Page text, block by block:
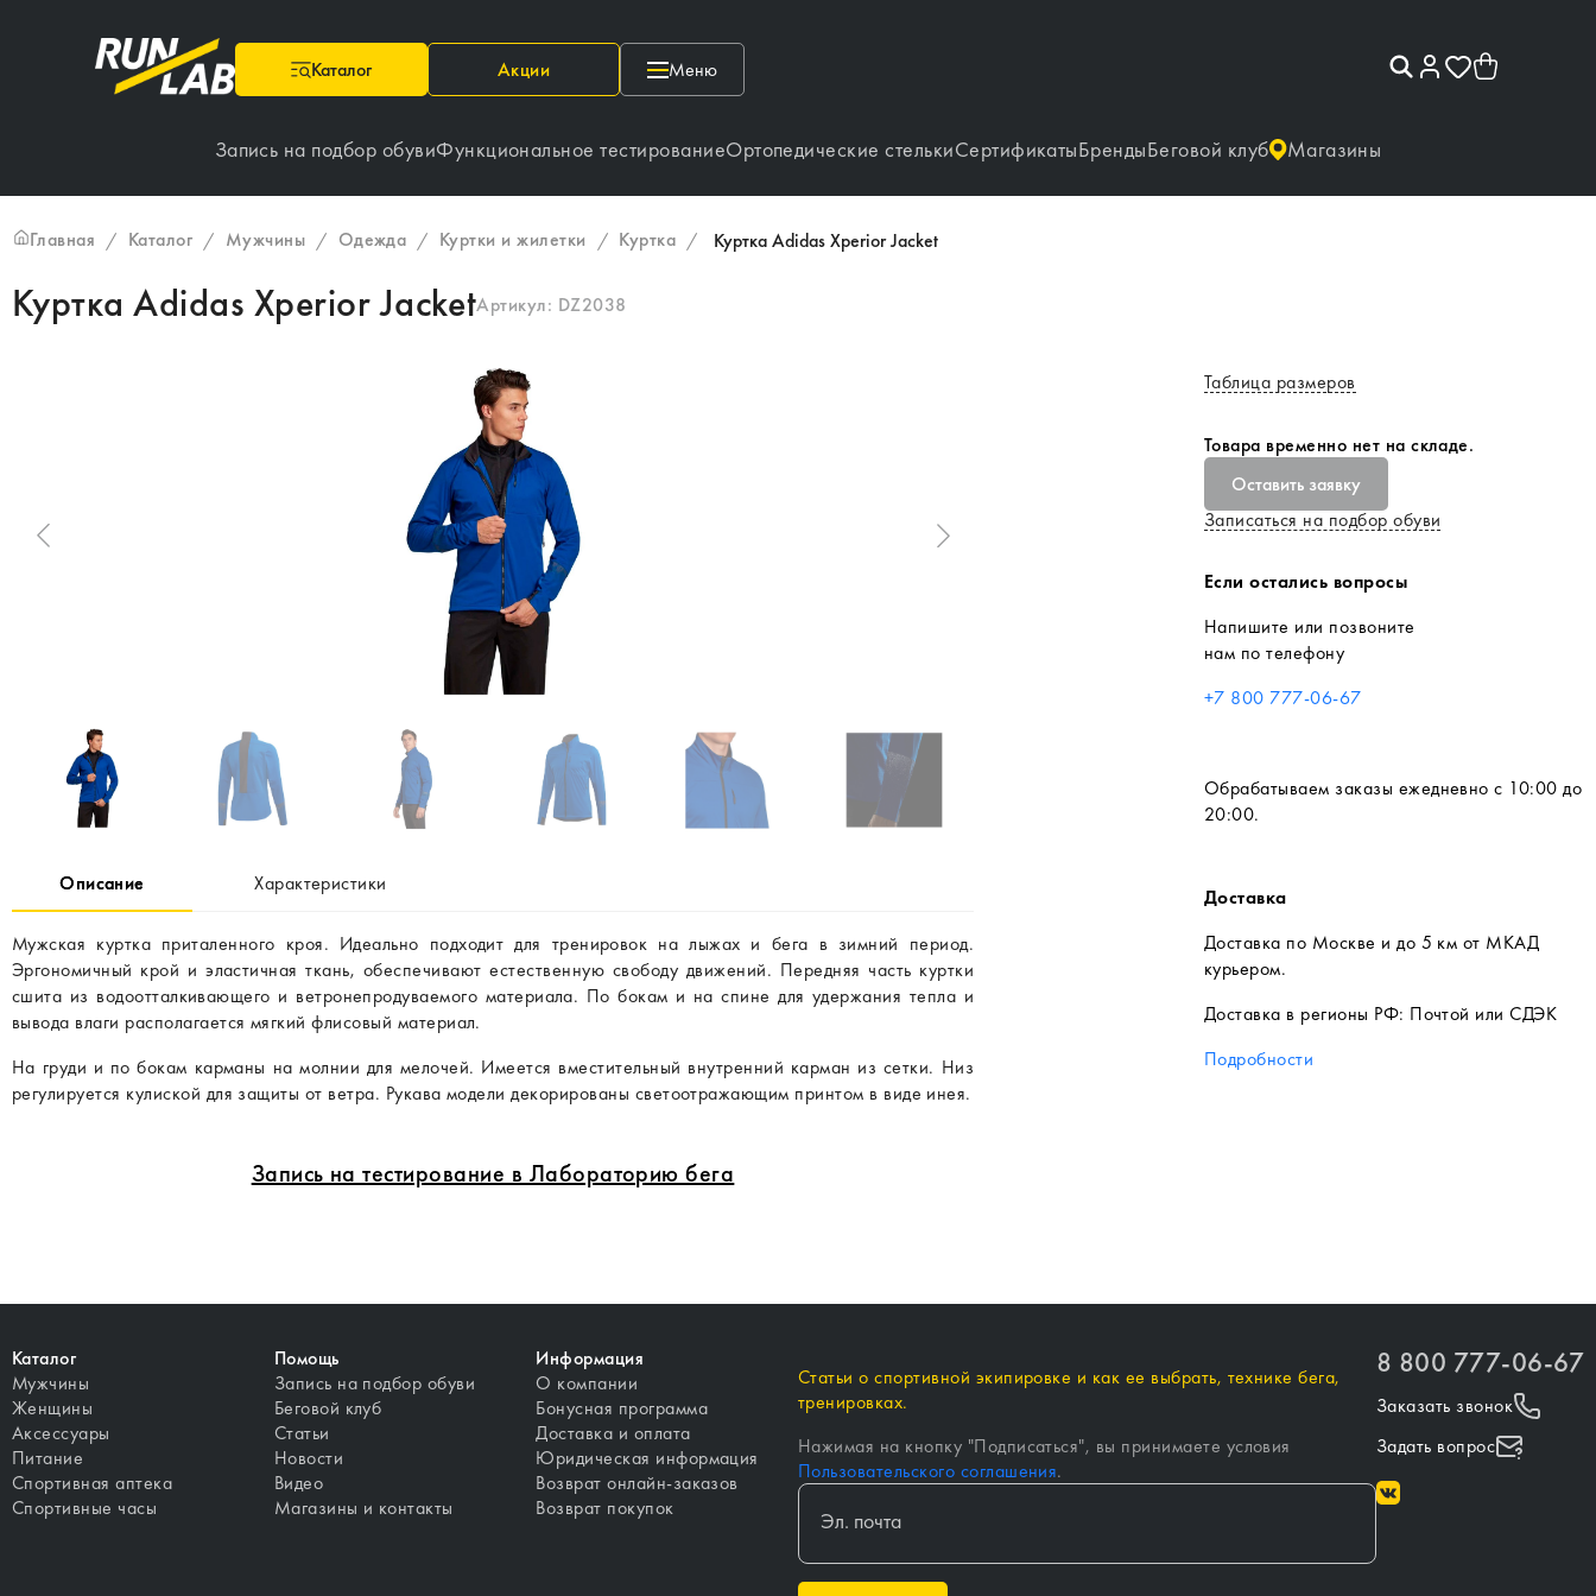
Каталог Акции Меню
Запись на подбор обувиФункциональное тестированиеОртопедические стелькиСертификатыБрендыБеговой клуб Магазины
Главная / Каталог / Мужчины / Одежда / Куртки и жилетки / Куртка / Куртка Adidas Xperior Jacket
Куртка Adidas Xperior JacketАртикул: DZ2038
Описание Характеристики
Мужская куртка приталенного кроя. Идеально подходит для тренировок на лыжах и бега в зимний период.
Эргономичный крой и эластичная ткань, обеспечивают естественную свободу движений. Передняя часть куртки
сшита из водоотталкивающего и ветронепродуваемого материала. По бокам и на спине для удержания тепла и
вывода влаги располагается мягкий флисовый материал.
На груди и по бокам карманы на молнии для мелочей. Имеется вместительный внутренний карман из сетки. Низ
регулируется кулиской для защиты от ветра. Рукава модели декорированы светоотражающим принтом в виде инея.
Запись на тестирование в Лабораторию бега
Таблица размеров
Товара временно нет на складе.
Оставить заявку
Записаться на подбор обуви
Если остались вопросы
Напишите или позвоните
нам по телефону
+7 800 777-06-67
Обрабатываем заказы ежедневно с 10:00 до
20:00.
Доставка
Доставка по Москве и до 5 км от МКАД
курьером.
Доставка в регионы РФ: Почтой или СДЭК
Подробности
Каталог
Мужчины
Женщины
Аксессуары
Питание
Спортивная аптека
Спортивные часы
Помощь
Запись на подбор обуви
Беговой клуб
Статьи
Новости
Видео
Магазины и контакты
Информация
О компании
Бонусная программа
Доставка и оплата
Юридическая информация
Возврат онлайн-заказов
Возврат покупок
Статьи о спортивной экипировке и как ее выбрать, технике бега,
тренировках.
Нажимая на кнопку "Подписаться", вы принимаете условия
Пользовательского соглашения.
8 800 777-06-67
Заказать звонок
Задать вопрос